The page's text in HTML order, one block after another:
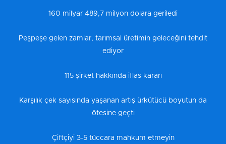
160 milyar 489,7 milyon dolara geriledi
Peşpeşe gelen zamlar, tarımsal üretimin geleceğini tehdit
ediyor
115 şirket hakkında iflas kararı
Karşılık çek sayısında yaşanan artış ürkütücü boyutun da
ötesine geçti
Çiftçiyi 3-5 tüccara mahkum etmeyin